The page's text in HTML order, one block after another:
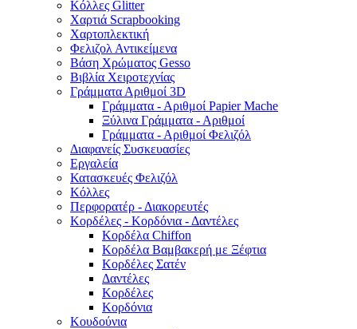
Κόλλες Glitter
Χαρτιά Scrapbooking
Χαρτοπλεκτική
Φελιζολ Αντικείμενα
Βάση Χρώματος Gesso
Βιβλία Χειροτεχνίας
Γράμματα Αριθμοί 3D
Γράμματα - Αριθμοί Papier Mache
Ξύλινα Γράμματα - Αριθμοί
Γράμματα - Αριθμοί Φελιζόλ
Διαφανείς Συσκευασίες
Εργαλεία
Κατασκευές Φελιζόλ
Κόλλες
Περφορατέρ - Διακορευτές
Κορδέλες - Κορδόνια - Δαντέλες
Κορδέλα Chiffon
Κορδέλα Βαμβακερή με Ξέφτια
Κορδέλες Σατέν
Δαντέλες
Κορδέλες
Κορδόνια
Κουδούνια